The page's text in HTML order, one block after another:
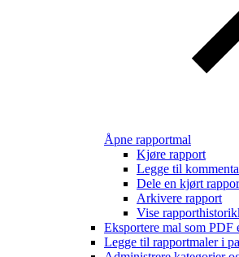
Åpne rapportmal
Kjøre rapport
Legge til
Dele en kjørt
Arkivere rapport
Vise
Eksportere mal som PDF
Legge til rapportmaler i